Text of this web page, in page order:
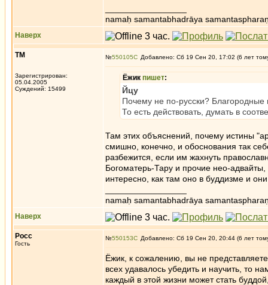
namaḥ samantabhadrāya
Наверх
ТМ
Зарегистрирован:
05.04.2005
Суждений: 15499
№550105 Добавлено: Сб 19 Сен 20, 17:02 (6 лет
Ёжик пишет:
Йцу
Почему не по-русски?
То есть действовать, думать в
Там этих объяснений, почему истины
смишно, конечно, и обоснования так
разбежится, если им жахнуть
Богоматерь-Тару и прочие нео-
интересно, как там оно в буддизме и
namaḥ samantabhadrāya
Наверх
Росс
Гость
№550153 Добавлено: Сб 19 Сен 20, 20:44 (6 лет
Ёжик, к сожалению, вы не
всех удавалось убедить и научить, то
каждый в этой жизни может стать